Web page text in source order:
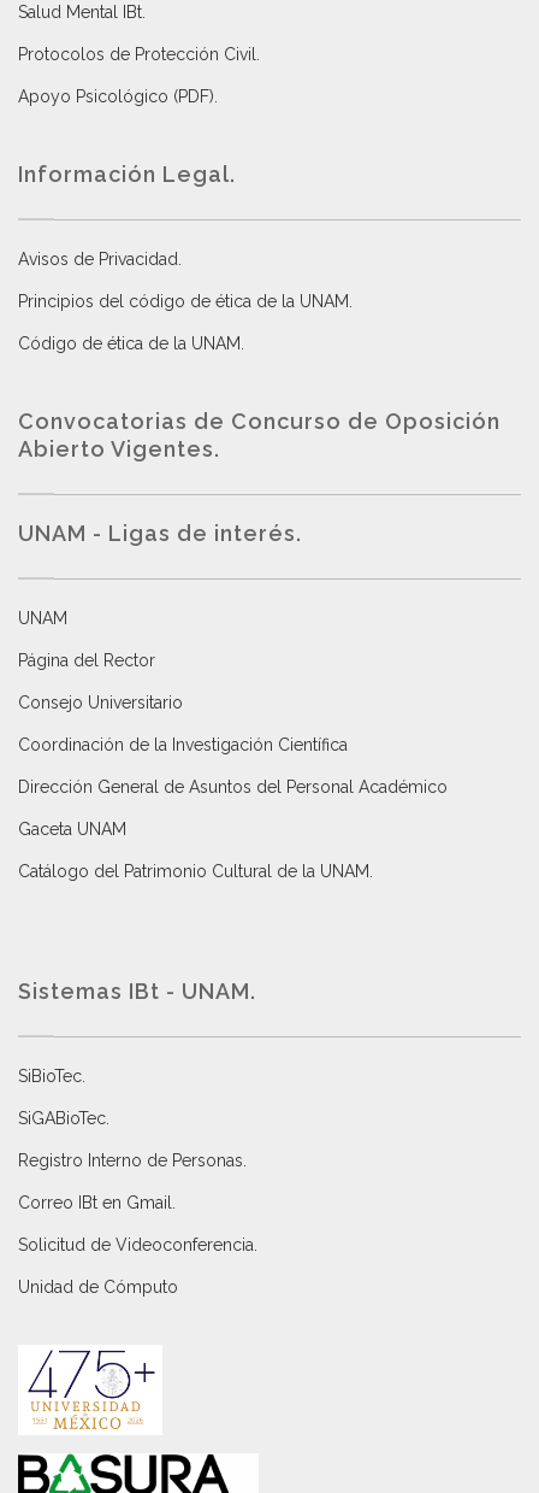
Salud Mental IBt
Protocolos de Protección Civil
Apoyo Psicológico (PDF)
Información Legal.
Avisos de Privacidad
Principios del código de ética de la UNAM
Código de ética de la UNAM
Convocatorias de Concurso de Oposición
Abierto Vigentes.
UNAM - Ligas de interés.
UNAM
Página del Rector
Consejo Universitario
Coordinación de la Investigación Científica
Dirección General de Asuntos del Personal Académico
Gaceta UNAM
Catálogo del Patrimonio Cultural de la UNAM.
Sistemas IBt - UNAM.
SiBioTec
SiGABioTec.
Registro Interno de Personas
Correo IBt en Gmail
Solicitud de Videoconferencia.
Unidad de Cómputo